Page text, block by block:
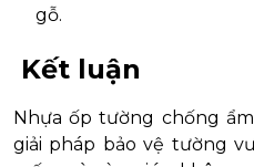
gỗ.
Kết luận
Nhựa ốp tường chống
giải pháp bảo vệ tường